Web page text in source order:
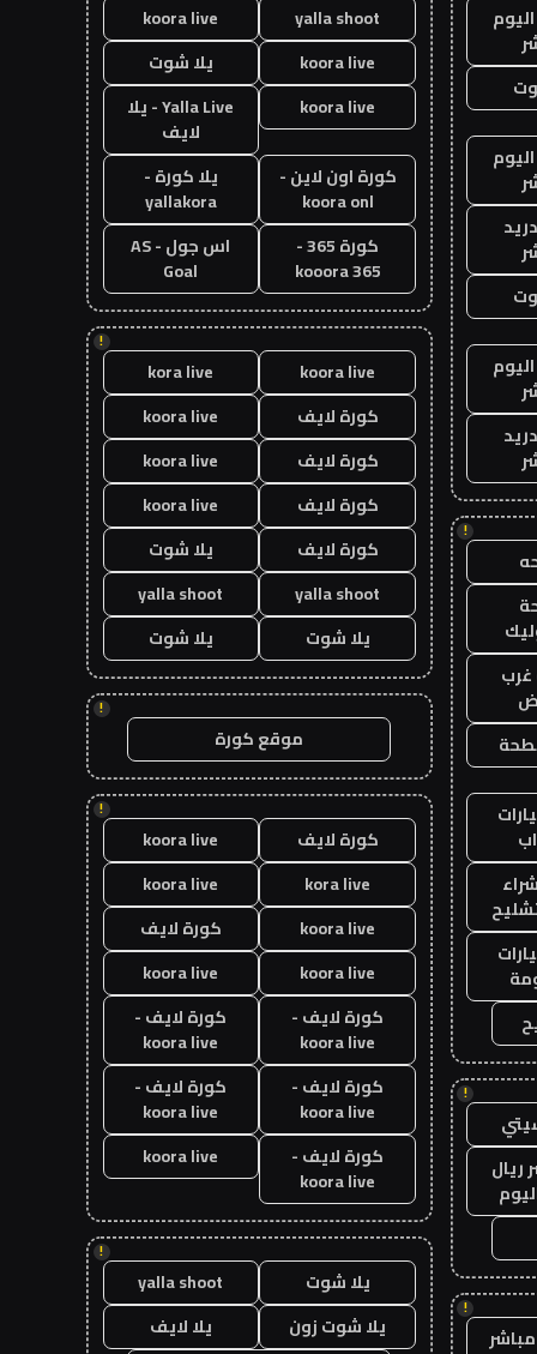
!
!
ريال
!
yalla shoot
koora live
koora live
يلا شوت
koora live
Yalla Live - يلا
لايف
كورة اون لاين -
koora onl
يلا كورة -
yallakora
كورة 365 -
kooora 365
اس جول - AS
Goal
!
koora live
kora live
كورة لايف
koora live
كورة لايف
koora live
كورة لايف
koora live
كورة لايف
يلا شوت
yalla shoot
yalla shoot
يلا شوت
يلا شوت
!
موقع كورة
!
كورة لايف
koora live
kora live
koora live
koora live
كورة لايف
koora live
koora live
كورة لايف -
koora live
كورة لايف -
koora live
كورة لايف -
koora live
كورة لايف -
koora live
كورة لايف -
koora live
koora live
!
يلا شوت
yalla shoot
يلا شوت زون
يلا لايف